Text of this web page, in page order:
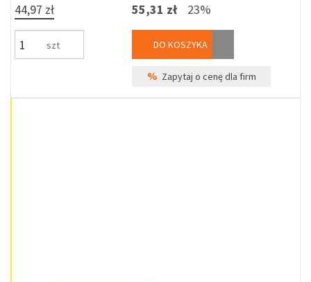
44,97 zł
szt
55,31 zł 23%
DO KOSZYKA
% Zapytaj o cenę dla firm